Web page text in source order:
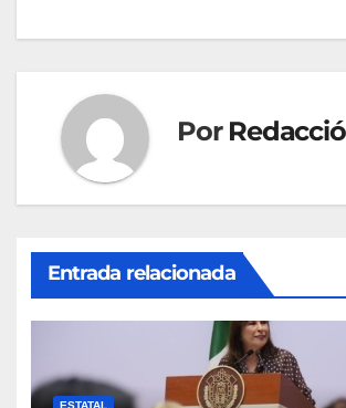
entradas
Por
Entrada relacionada